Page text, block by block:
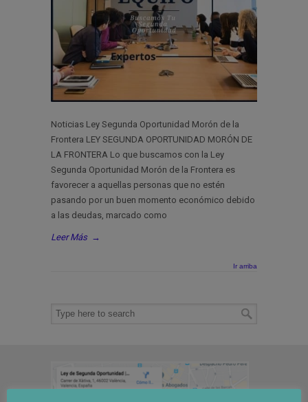
Noticias Ley Segunda Oportunidad Morón de la
Frontera LEY SEGUNDA OPORTUNIDAD MORÓN DE
LA FRONTERA Lo que buscamos con la Ley
Segunda Oportunidad Morón de la Frontera es
favorecer a aquellas personas que no estén
pasando por un buen momento económico debido
a las deudas, marcado como
Leer Más →
Ir arriba